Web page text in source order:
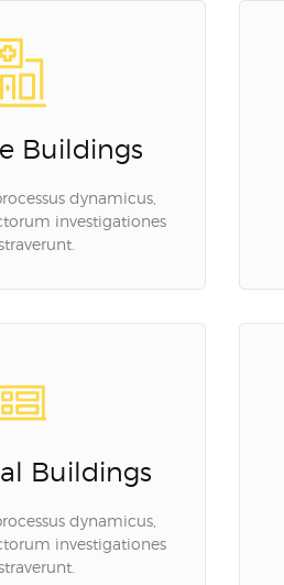
Buildings
dynamicus,
investigationes
Buildings
dynamicus,
investigationes